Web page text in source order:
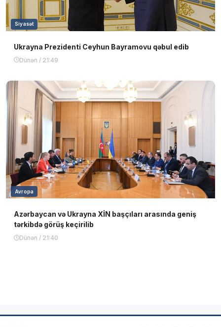
Siyasət
Ukrayna Prezidenti Ceyhun Bayramovu qəbul edib
Dünən / 21:49
Avropa
Azərbaycan və Ukrayna XİN başçıları arasında geniş
tərkibdə görüş keçirilib
Dünən / 21:40